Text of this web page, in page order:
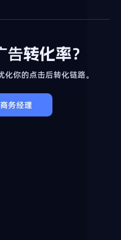
转化率？
你的点击后转化链路。
务经理